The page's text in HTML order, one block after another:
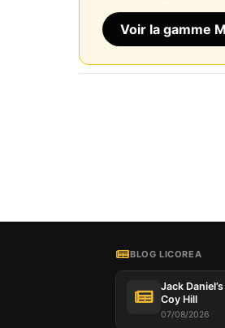
Voir la gamme
BLOG LICOREA
Jack
Coy Hill
07/08/2026